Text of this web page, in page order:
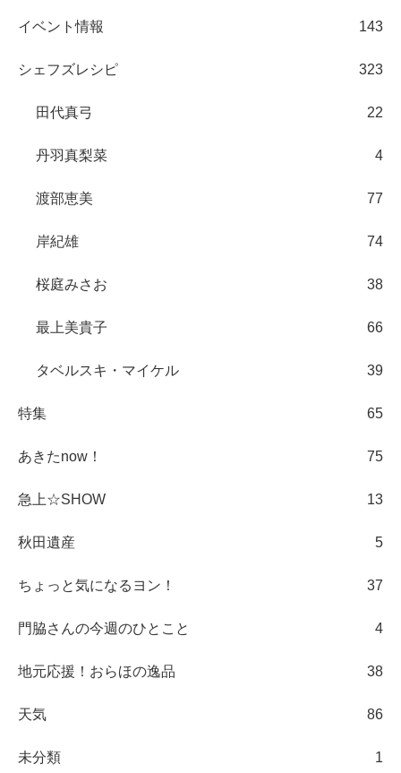
イベント情報 143
シェフズレシピ 323
田代真弓 22
丹羽真梨菜 4
渡部恵美 77
岸紀雄 74
桜庭みさお 38
最上美貴子 66
タベルスキ・マイケル 39
特集 65
あきたnow！ 75
急上☆SHOW 13
秋田遺産 5
ちょっと気になるヨン！ 37
門脇さんの今週のひとこと 4
地元応援！おらほの逸品 38
天気 86
未分類 1